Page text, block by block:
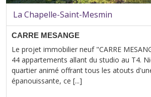
La Chapelle-Saint-Mesmin
CARRE MESANGE
Le projet immobilier neuf "CARRE
44 appartements allant du studio au T4.
quartier animé offrant tous les atouts
épanouissante, ce [...]